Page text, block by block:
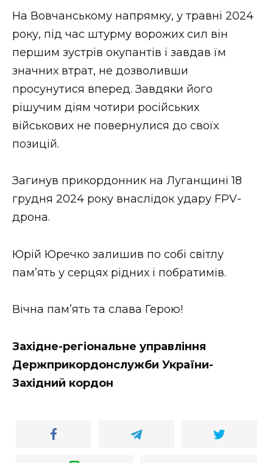
На Вовчанському напрямку, у травні 2024
року, під час штурму ворожих сил він
першим зустрів окупантів і завдав їм
значних втрат, не дозволивши
просунутися вперед. Завдяки його
рішучим діям чотири російських
військових не повернулися до своїх
позицій.
Загинув прикордонник на Луганщині 18
грудня 2024 року внаслідок удару FPV-
дрона.
Юрій Юречко залишив по собі світлу
пам’ять у серцях рідних і побратимів.
Вічна пам’ять та слава Герою!
Західне-регіональне управління
Держприкордонслужби України-
Західний кордон